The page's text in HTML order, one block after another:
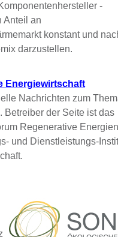
-
Anteil an
konstant und
darzustellen.
Energiewirtschaft
Nachrichten zum
Betreiber der Seite ist das
Regenerative
und Dienstleistungs-